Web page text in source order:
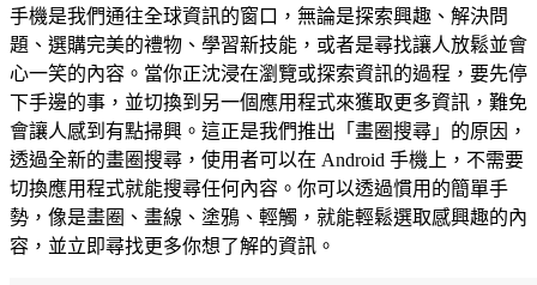
手機是我們通往全球資訊的窗口，無論是探索興趣、解決問
題、選購完美的禮物、學習新技能，或者是尋找讓人放鬆並會
心一笑的內容。當你正沈浸在瀏覽或探索資訊的過程，要先停
下手邊的事，並切換到另一個應用程式來獲取更多資訊，難免
會讓人感到有點掃興。這正是我們推出「畫圈搜尋」的原因，
透過全新的畫圈搜尋，使用者可以在 Android 手機上，不需要
切換應用程式就能搜尋任何內容。你可以透過慣用的簡單手
勢，像是畫圈、畫線、塗鴉、輕觸，就能輕鬆選取感興趣的內
容，並立即尋找更多你想了解的資訊。